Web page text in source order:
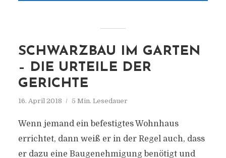
SCHWARZBAU IM GARTEN
– DIE URTEILE DER
GERICHTE
16. April 2018 5 Min. Lesedauer
Wenn jemand ein befestigtes Wohnhaus
errichtet, dann weiß er in der Regel auch, dass
er dazu eine Baugenehmigung benötigt und